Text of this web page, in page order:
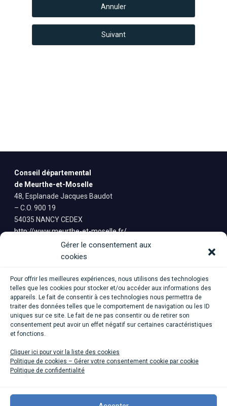
Annuler
Gérer le consentement aux
cookies
Pour offrir les meilleures expériences, nous utilisons des technologies
telles que les cookies pour stocker et/ou accéder aux informations des
appareils. Le fait de consentir à ces technologies nous permettra de
traiter des données telles que le comportement de navigation ou les ID
uniques sur ce site. Le fait de ne pas consentir ou de retirer son
consentement peut avoir un effet négatif sur certaines caractéristiques
et fonctions.
Cliquer ici pour voir la liste des cookies
Politique de cookies – Gérer votre consentement cookie par cookie
Politique de confidentialité
Conseil départemental
de Meurthe-et-Moselle
48, Esplanade Jacques Baudot
– C.O. 900 19
54035 NANCY CEDEX
http://www.meurthe-et-moselle.fr/
Mentions légales
Conditions Générales d’Utilisation
Saisine